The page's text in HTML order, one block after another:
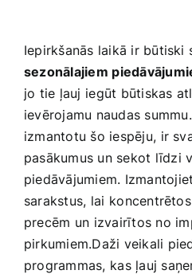
Iepirkšanās laikā ir būtiski‌
sezonālajiem⁣
jo tie ļauj⁤ iegūt būtiskas
ievērojamu naudas
izmantotu šo iespēju,⁢ ir
pasākumus un sekot‌ līdzi⁢
piedāvājumiem.
‍sarakstus, ⁣lai
precēm un⁢ izvairītos no⁢
pirkumiem.Daži veikali
programmas, ⁣kas ļauj